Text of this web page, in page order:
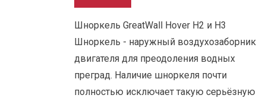
Шноркель GreatWall Hover Н2 и Н3
Шноркель - наружный воздухозаборник
двигателя для преодоления водных
преград. Наличие шноркеля почти
полностью исключает такую cерьёзную